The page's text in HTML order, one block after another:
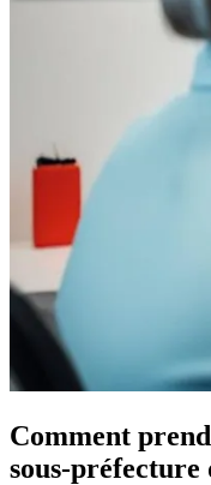
Comment
sous-